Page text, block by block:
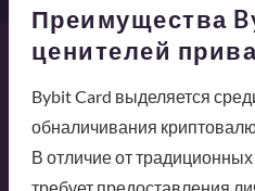
Преимущества
ценителей
Bybit Card выделяется
обналичивания
В отличие от традиционных